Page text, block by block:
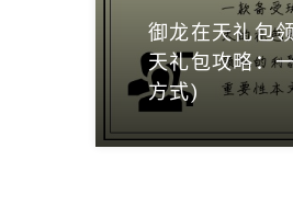
御龙在天礼包
天礼包攻略：
方式)